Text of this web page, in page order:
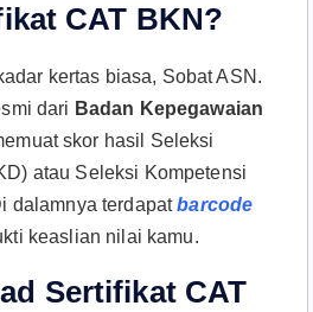
CAT BKN?
kertas biasa, Sobat ASN.
dari Badan Kepegawaian
skor hasil Seleksi
atau Seleksi Kompetensi
dalamnya terdapatbarcode
keaslian nilai kamu.
Sertifikat CAT